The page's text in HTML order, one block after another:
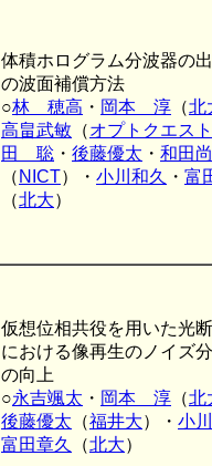
体積ホログラム分波器の
の波面補償方法
○林 穂高 ・ 岡本 淳 （北
高畠武敏 （オプトクエスト
田 聡 ・ 後藤優太 ・ 和田
（ NICT）・ 小川和久 ・ 富
（北大）
仮想位相共役を用いた光
における像再生のノイズ
の向上
○永吉颯太 ・ 岡本 淳 （北
後藤優太 （福井大）・ 小
富田章久
（北大）